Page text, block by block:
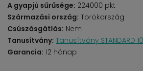
A gyapjú sűrűsége: 224000 pkt
Származási ország: Törökország
Csúszásgátlás: Nem
Tanusítvány: Tanusítvány STANDARD
Garancia: 12 hónap